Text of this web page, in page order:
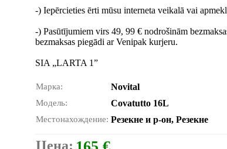
-) Iepērcieties ērti mūsu interneta veikalā vai
-) Pasūtījumiem virs 49, 99 € nodrošinām
bezmaksas piegādi ar Venipak kurjeru.
SIA „LARTA 1”
Марка: Novital
Модель: Covatutto 16L
Местонахождение: Резекне и р-он, Резекне
Цена: